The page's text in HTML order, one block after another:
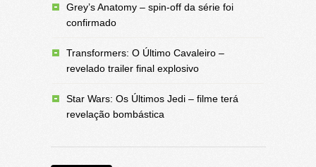
Grey’s Anatomy – spin-off da série foi
confirmado
Transformers: O Último Cavaleiro –
revelado trailer final explosivo
Star Wars: Os Últimos Jedi – filme terá
revelação bombástica